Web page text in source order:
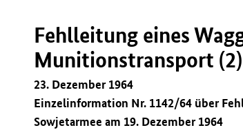
Fehlleitung eines
Munitionstransport (2)
23. Dezember 1964
Einzelinformation Nr. 1142/64 über
Sowjetarmee am 19. Dezember 1964